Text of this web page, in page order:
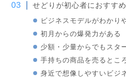
せどりが初心者におすす
ビジネスモデルがわかり
初月からの爆発力がある
少額・少量からでもスタ
手持ちの商品を売るとこ
身近で想像しやすいビジ